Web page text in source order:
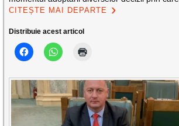
CITEȘTE MAI DEPARTE
Distribuie acest articol